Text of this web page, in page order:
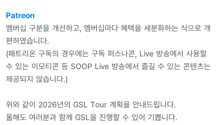
Patreon
멤버십 구분을 개선하고, 멤버십마다 혜택을 세분화하는 식으로 개
편하였습니다.
(패트리온 구독의 경우에는 구독 퍼스나콘, Live 방송에서 사용할
수 있는 이모티콘 등 SOOP Live 방송에서 즐길 수 있는 콘텐츠는
제공되지 않습니다.)
위와 같이 2026년의 GSL Tour 계획을 안내드립니다.
올해도 여러분과 함께 GSL을 진행할 수 있어 기쁩니다.